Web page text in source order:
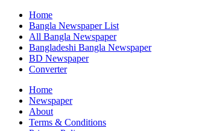
Skip
content
Home
Bangla Newspaper List
All Bangla Newspaper
Bangladeshi Bangla Newspaper
BD Newspaper
Converter
Home
Newspaper
About
Terms & Conditions